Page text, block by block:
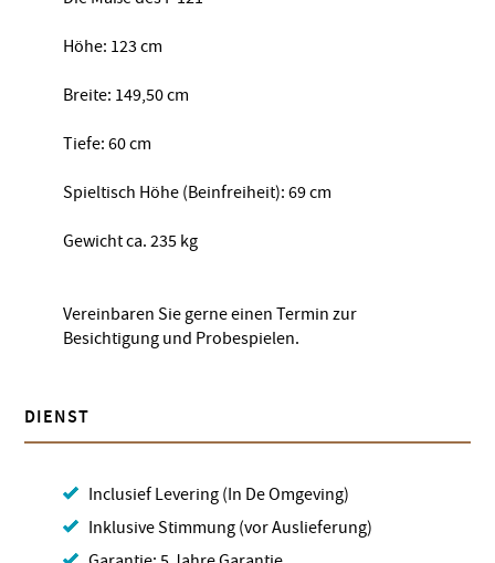
Höhe: 123 cm
Breite: 149,50 cm
Tiefe: 60 cm
Spieltisch Höhe (Beinfreiheit): 69 cm
Gewicht ca. 235 kg
Vereinbaren Sie gerne einen Termin zur
Besichtigung und Probespielen.
DIENST
Inclusief Levering (In De Omgeving)
Inklusive Stimmung (vor Auslieferung)